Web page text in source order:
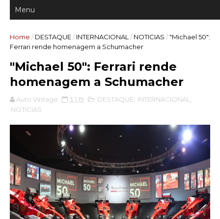
Home / DESTAQUE/ INTERNACIONAL / NOTICIAS / "Michael 50":
Ferrari rende homenagem a Schumacher
"Michael 50": Ferrari rende
homenagem a Schumacher
Auto Vintage 3.1.19 DESTAQUE INTERNACIONAL
NOTICIAS